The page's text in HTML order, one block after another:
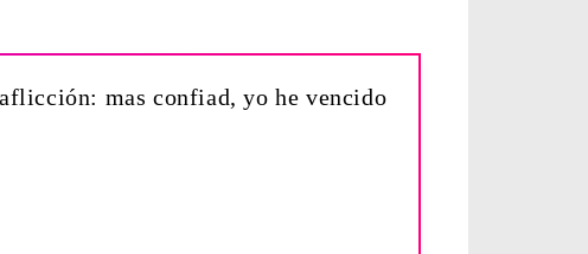
mas confiad, yo he vencido